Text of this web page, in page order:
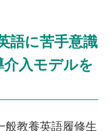
語に苦手意識
介入モデルを
教養英語履修生